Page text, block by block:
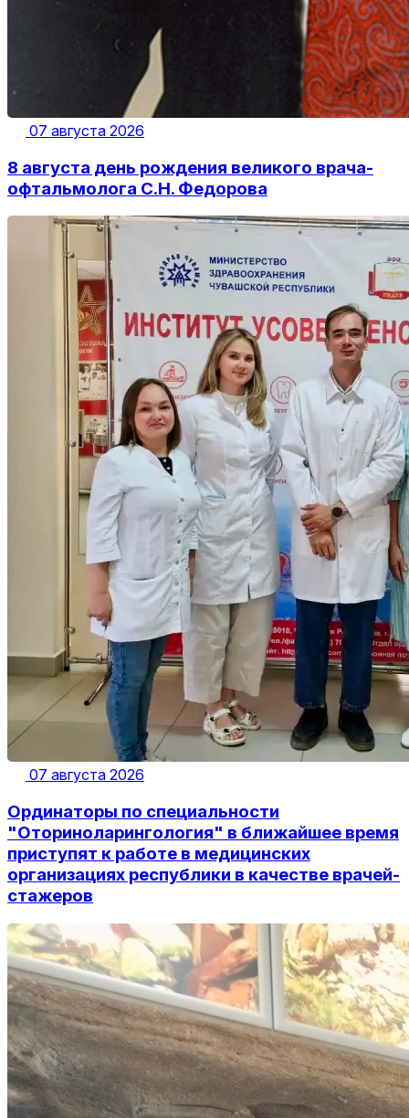
07 августа 2026
8 августа день рождения великого врача-
офтальмолога С.Н. Федорова
07 августа 2026
Ординаторы по специальности
"Оториноларингология" в ближайшее время
приступят к работе в медицинских
организациях республики в качестве врачей-
стажеров